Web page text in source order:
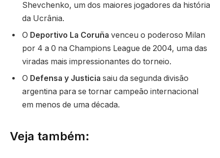
Shevchenko, um dos maiores jogadores da história
da Ucrânia.
O Deportivo La Coruña venceu o poderoso Milan
por 4 a 0 na Champions League de 2004, uma das
viradas mais impressionantes do torneio.
O Defensa y Justicia saiu da segunda divisão
argentina para se tornar campeão internacional
em menos de uma década.
Veja também: